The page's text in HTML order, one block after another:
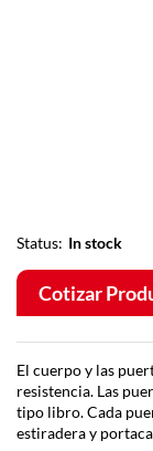
Status: In stock
Cotizar
El cuerpo y las
resistencia. Las
tipo libro. Cada
estiradera y